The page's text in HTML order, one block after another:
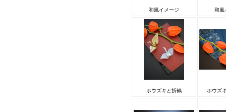
和風イメージ 和風
ホウズキと折鶴 ホウズ